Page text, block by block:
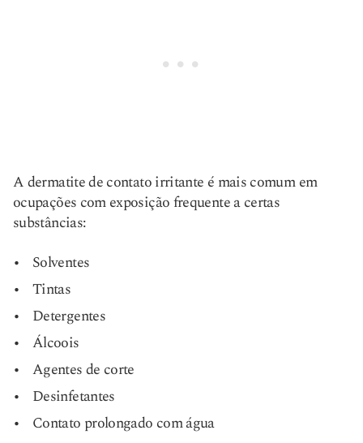
A dermatite de contato irritante é mais comum em
ocupações com exposição frequente a certas
substâncias:
Solventes
Tintas
Detergentes
Álcoois
Agentes de corte
Desinfetantes
Contato prolongado com água